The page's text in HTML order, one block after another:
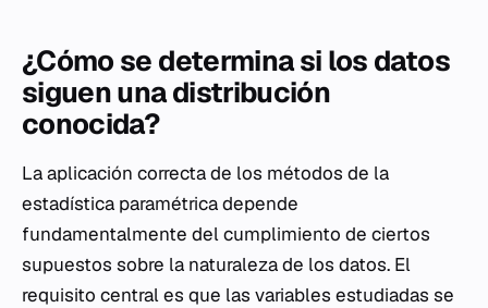
¿Cómo se determina si los datos
siguen una distribución
conocida?
La aplicación correcta de los métodos de la
estadística paramétrica depende
fundamentalmente del cumplimiento de ciertos
supuestos sobre la naturaleza de los datos. El
requisito central es que las variables estudiadas se